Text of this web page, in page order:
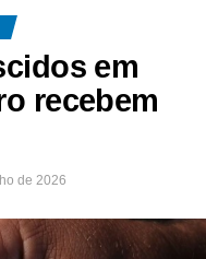
em
recebem
de 2026